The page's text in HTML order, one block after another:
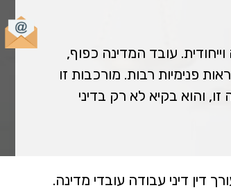
עובד המדינה כפוף,
פנימיות רבות. מורכבות זו
והוא בקיא לא רק בדיני
דין דיני עבודה עובדי מדינה.